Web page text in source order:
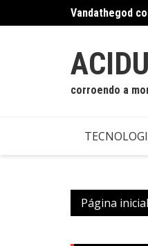
para
Vandathegod
Os mistérios
corroendo a
Página inicial